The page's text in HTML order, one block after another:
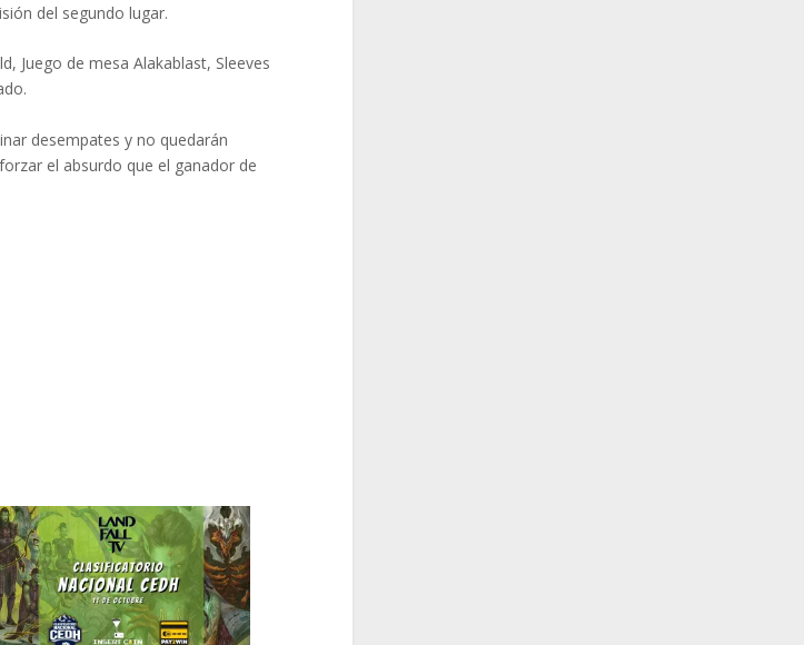
del segundo lugar.
Juego de mesa Alakablast, Sleeves
desempates y no quedarán
el absurdo que el ganador de